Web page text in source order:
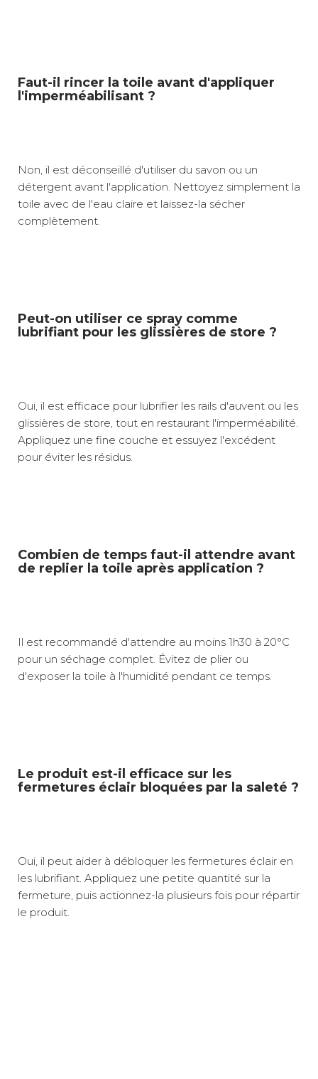
Faut-il rincer la toile avant d'appliquer
l'imperméabilisant ?
Non, il est déconseillé d'utiliser du savon ou un
détergent avant l'application. Nettoyez simplement la
toile avec de l'eau claire et laissez-la sécher
complètement.
Peut-on utiliser ce spray comme
lubrifiant pour les glissières de store ?
Oui, il est efficace pour lubrifier les rails d'auvent ou les
glissières de store, tout en restaurant l'imperméabilité.
Appliquez une fine couche et essuyez l'excédent
pour éviter les résidus.
Combien de temps faut-il attendre avant
de replier la toile après application ?
Il est recommandé d'attendre au moins 1h30 à 20°C
pour un séchage complet. Évitez de plier ou
d'exposer la toile à l'humidité pendant ce temps.
Le produit est-il efficace sur les
fermetures éclair bloquées par la saleté ?
Oui, il peut aider à débloquer les fermetures éclair en
les lubrifiant. Appliquez une petite quantité sur la
fermeture, puis actionnez-la plusieurs fois pour répartir
le produit.